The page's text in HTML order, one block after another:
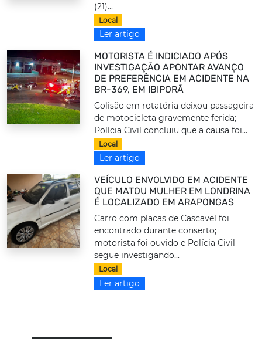
(21)...
Local
Ler artigo
MOTORISTA É INDICIADO APÓS
INVESTIGAÇÃO APONTAR AVANÇO
DE PREFERÊNCIA EM ACIDENTE NA
BR-369, EM IBIPORÃ
Colisão em rotatória deixou passageira
de motocicleta gravemente ferida;
Polícia Civil concluiu que a causa foi...
Local
Ler artigo
VEÍCULO ENVOLVIDO EM ACIDENTE
QUE MATOU MULHER EM LONDRINA
É LOCALIZADO EM ARAPONGAS
Carro com placas de Cascavel foi
encontrado durante conserto;
motorista foi ouvido e Polícia Civil
segue investigando...
Local
Ler artigo